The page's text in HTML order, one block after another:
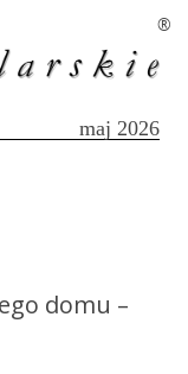
maj 2026
®
domu –